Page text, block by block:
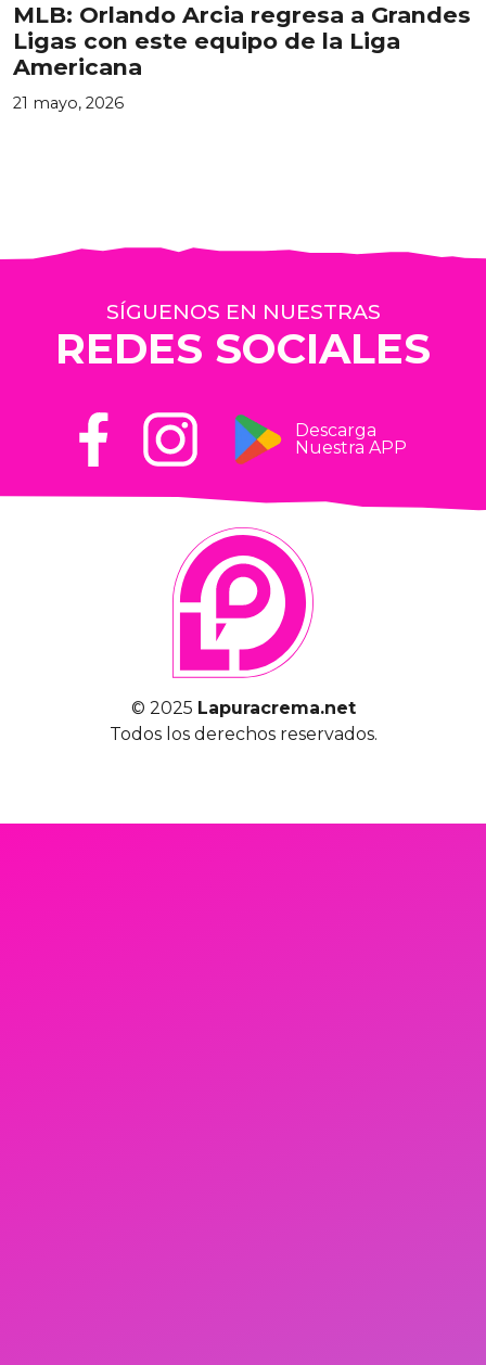
MLB: Orlando Arcia regresa a Grandes
Ligas con este equipo de la Liga
Americana
21 mayo, 2026
SÍGUENOS EN NUESTRAS
REDES SOCIALES
Descarga
Nuestra APP
© 2025 Lapuracrema.net
Todos los derechos reservados.